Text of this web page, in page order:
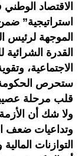
الاقتصاد
استراتيجية”
الموجهة لرئيس
القدرة
الاجتماعية،
ستحرص الحكومة
قلب مرحلة
ولا شك أن
وتداعيات ضعف
التوازنات